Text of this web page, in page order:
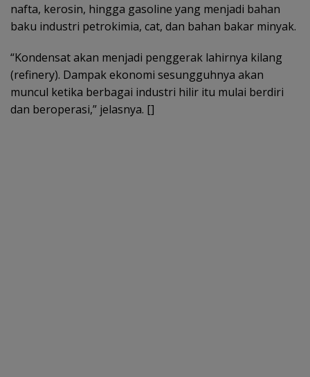
nafta, kerosin, hingga gasoline yang menjadi bahan
baku industri petrokimia, cat, dan bahan bakar minyak.
“Kondensat akan menjadi penggerak lahirnya kilang
(refinery). Dampak ekonomi sesungguhnya akan
muncul ketika berbagai industri hilir itu mulai berdiri
dan beroperasi,” jelasnya. []